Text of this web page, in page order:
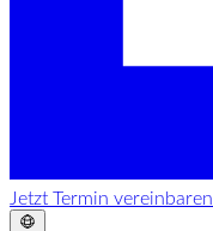
Jetzt Termin vereinbaren